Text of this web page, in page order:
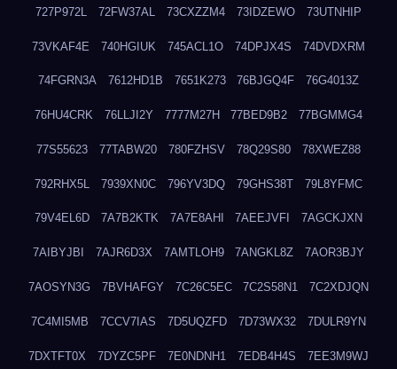
727P972L 72FW37AL 73CXZZM4 73IDZEWO 73UTNHIP
73VKAF4E 740HGIUK 745ACL1O 74DPJX4S 74DVDXRM
74FGRN3A 7612HD1B 7651K273 76BJGQ4F 76G4013Z
76HU4CRK 76LLJI2Y 7777M27H 77BED9B2 77BGMMG4
77S55623 77TABW20 780FZHSV 78Q29S80 78XWEZ88
792RHX5L 7939XN0C 796YV3DQ 79GHS38T 79L8YFMC
79V4EL6D 7A7B2KTK 7A7E8AHI 7AEEJVFI 7AGCKJXN
7AIBYJBI 7AJR6D3X 7AMTLOH9 7ANGKL8Z 7AOR3BJY
7AOSYN3G 7BVHAFGY 7C26C5EC 7C2S58N1 7C2XDJQN
7C4MI5MB 7CCV7IAS 7D5UQZFD 7D73WX32 7DULR9YN
7DXTFT0X 7DYZC5PF 7E0NDNH1 7EDB4H4S 7EE3M9WJ